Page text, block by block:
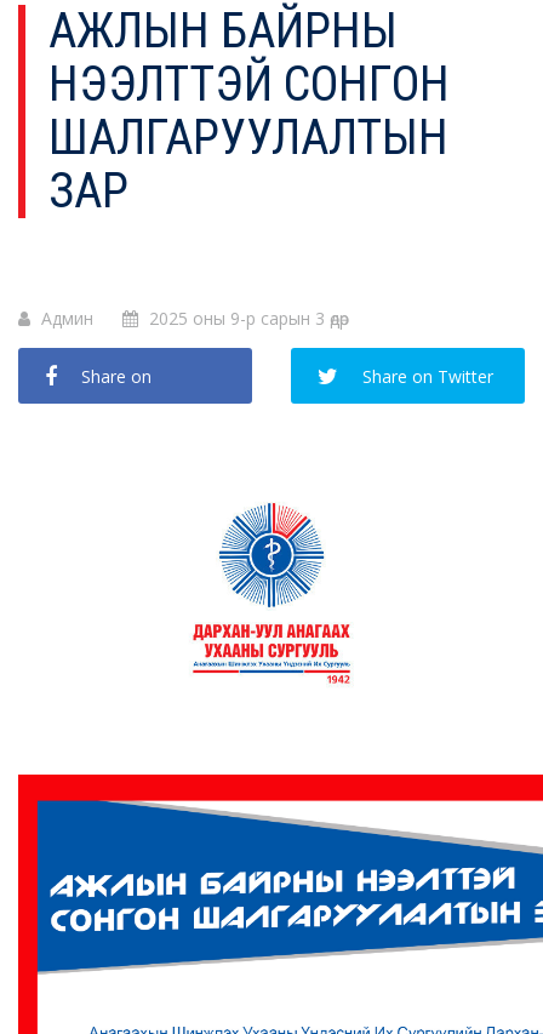
АЖЛЫН БАЙРНЫ
НЭЭЛТТЭЙ СОНГОН
ШАЛГАРУУЛАЛТЫН
ЗАР
Админ 2025 оны 9-р сарын 3 өдөр
Share on Share on Twitter